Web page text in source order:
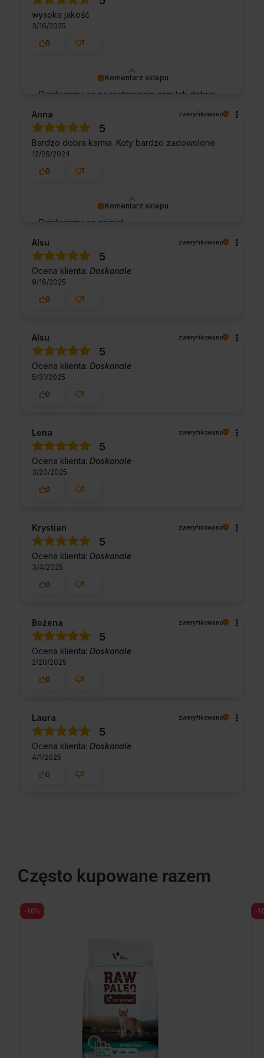
że nam się udało. Mamy nadzieję, że do nas
wrócisz :) Pozdrawiamy
Komentarz sklepu
Dziękujemy za pozostawienie nam tak dobrej
klienta i Twoja recenzja potwierdza nasze
wysiłki - dziękujemy raz jeszcze i mamy
nadzieję - do szybkiego zobaczenia!
wysoka jakość
3/16/2025
0
1
Komentarz sklepu
Dziękujemy za opinię!
Anna zweryfikowano
5
Bardzo dobra karma. Koty bardzo zadowolone.
12/26/2024
0
1
Alsu zweryfikowano
5
Ocena klienta: Doskonale
9/16/2025
0
1
Alsu zweryfikowano
5
Ocena klienta: Doskonale
5/31/2025
0
1
Lena zweryfikowano
5
Ocena klienta: Doskonale
3/20/2025
0
1
Krystian zweryfikowano
5
Ocena klienta: Doskonale
3/4/2025
0
1
Bożena zweryfikowano
5
Ocena klienta: Doskonale
2/20/2025
0
1
Laura zweryfikowano
5
Ocena klienta: Doskonale
4/1/2025
0
1
Często kupowane razem
-10% -